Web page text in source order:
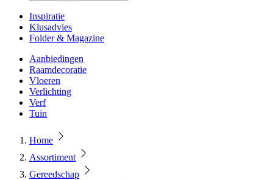
Inspiratie
Klusadvies
Folder & Magazine
Aanbiedingen
Raamdecoratie
Vloeren
Verlichting
Verf
Tuin
Home
Assortiment
Gereedschap